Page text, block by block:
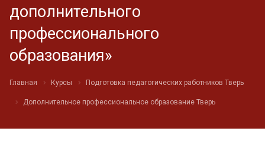
дополнительного
профессионального
образования»
Главная Курсы Подготовка педагогических работников Тверь
Дополнительное профессиональное образование Тверь